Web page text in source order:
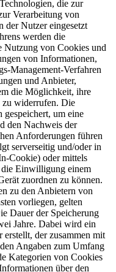
die zur
Verarbeitung von
der Nutzer eingesetzt
werden die
von Cookies und
von Informationen,
Management-Verfahren
und Anbieter,
die Möglichkeit, ihre
widerrufen. Die
um eine
den Nachweis der
Anforderungen führen
serverseitig und/oder in
Cookie) oder mittels
Einwilligung einem
zuordnen zu können.
zu den Anbietern von
vorliegen, gelten
Dauer der Speicherung
Jahre. Dabei wird ein
der zusammen mit
Angaben zum Umfang
Kategorien von Cookies
über den